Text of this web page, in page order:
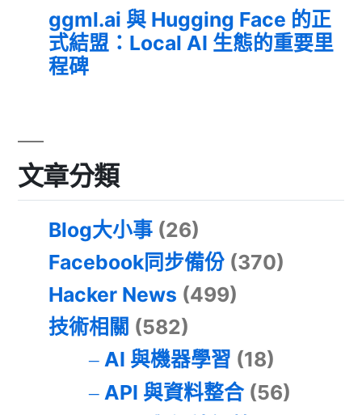
ggml.ai 與 Hugging Face 的正
式結盟：Local AI 生態的重要里
程碑
文章分類
Blog大小事 (26)
Facebook同步備份 (370)
Hacker News (499)
技術相關 (582)
AI 與機器學習 (18)
API 與資料整合(56)